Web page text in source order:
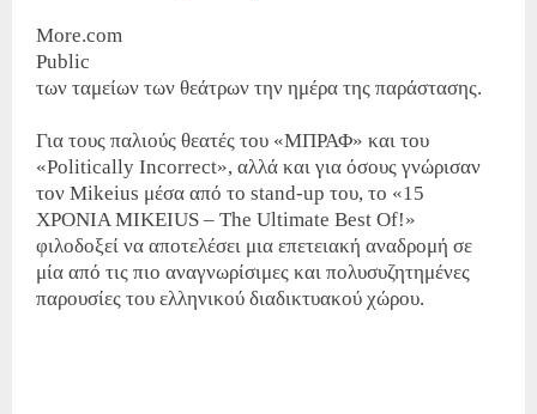
More.com
Public
των ταμείων των θεάτρων την ημέρα της παράστασης.
Για τους παλιούς θεατές του «ΜΠΡΑΦ» και του
«Politically Incorrect», αλλά και για όσους γνώρισαν
τον Mikeius μέσα από το stand-up του, το «15
ΧΡΟΝΙΑ MIKEIUS – The Ultimate Best Of!»
φιλοδοξεί να αποτελέσει μια επετειακή αναδρομή σε
μία από τις πιο αναγνωρίσιμες και πολυσυζητημένες
παρουσίες του ελληνικού διαδικτυακού χώρου.